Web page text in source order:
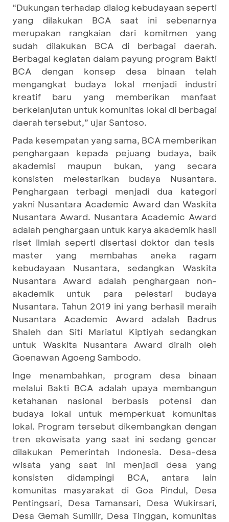
“Dukungan terhadap dialog kebudayaan seperti
yang dilakukan BCA saat ini sebenarnya
merupakan rangkaian dari komitmen yang
sudah dilakukan BCA di berbagai daerah.
Berbagai kegiatan dalam payung program Bakti
BCA dengan konsep desa binaan telah
mengangkat budaya lokal menjadi industri
kreatif baru yang memberikan manfaat
berkelanjutan untuk komunitas lokal di berbagai
daerah tersebut,” ujar Santoso.
Pada kesempatan yang sama, BCA memberikan
penghargaan kepada pejuang budaya, baik
akademisi maupun bukan, yang secara
konsisten melestarikan budaya Nusantara.
Penghargaan terbagi menjadi dua kategori
yakni Nusantara Academic Award dan Waskita
Nusantara Award. Nusantara Academic Award
adalah penghargaan untuk karya akademik hasil
riset ilmiah seperti disertasi doktor dan tesis
master yang membahas aneka ragam
kebudayaan Nusantara, sedangkan Waskita
Nusantara Award adalah penghargaan non-
akademik untuk para pelestari budaya
Nusantara. Tahun 2019 ini yang berhasil meraih
Nusantara Academic Award adalah Badrus
Shaleh dan Siti Mariatul Kiptiyah sedangkan
untuk Waskita Nusantara Award diraih oleh
Goenawan Agoeng Sambodo.
Inge menambahkan, program desa binaan
melalui Bakti BCA adalah upaya membangun
ketahanan nasional berbasis potensi dan
budaya lokal untuk memperkuat komunitas
lokal. Program tersebut dikembangkan dengan
tren ekowisata yang saat ini sedang gencar
dilakukan Pemerintah Indonesia. Desa-desa
wisata yang saat ini menjadi desa yang
konsisten didampingi BCA, antara lain
komunitas masyarakat di Goa Pindul, Desa
Pentingsari, Desa Tamansari, Desa Wukirsari,
Desa Gemah Sumilir, Desa Tinggan, komunitas